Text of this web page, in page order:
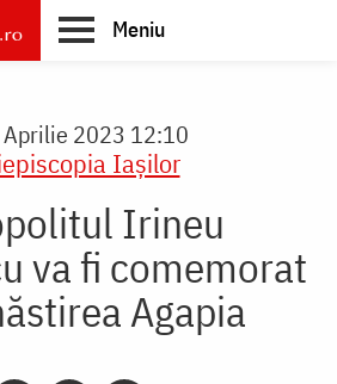
Meniu
2023 12:10
Iaşilor
Irineu
va fi comemorat
Agapia